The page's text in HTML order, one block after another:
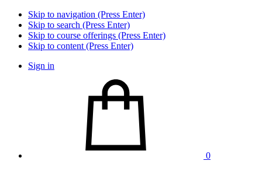
Skip to navigation (Press Enter)
Skip to search (Press Enter)
Skip to course offerings (Press Enter)
Skip to content (Press Enter)
Sign in
0